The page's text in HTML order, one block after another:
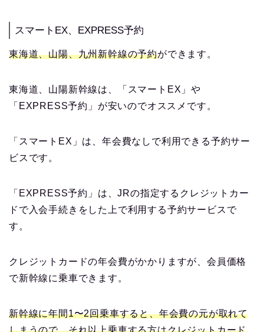
スマートEX、EXPRESS予約
東海道、山陽、九州新幹線の予約ができます。
東海道、山陽新幹線は、「スマートEX」や
「EXPRESS予約」が安いのでオススメです。
「スマートEX」は、年会費なしで利用できる予約サー
ビスです。
「EXPRESS予約」は、JRの指定するクレジットカー
ドで入会手続きをした上で利用する予約サービスで
す。
クレジットカードの年会費がかかりますが、会員価格
で新幹線に乗車できます。
新幹線に年間1〜2回乗車すると、年会費の元が取れて